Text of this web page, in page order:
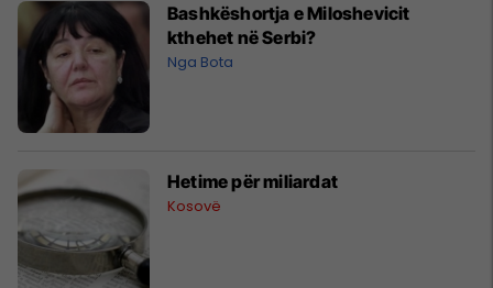
Bashkëshortja e Miloshevicit
kthehet në Serbi?
Nga Bota
Hetime për miliardat
Kosovë